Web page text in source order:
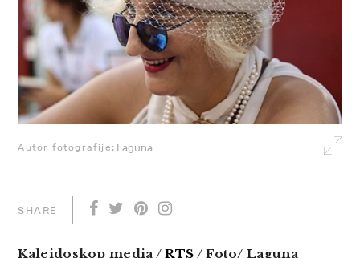
Laguna
Autor fotografije:
SHARE
Kaleidoskop media /RTS / Foto/ Laguna